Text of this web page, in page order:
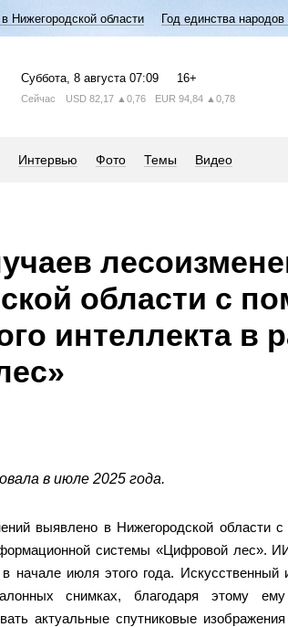
Нижегородской области Год единства
Суббота, 8 августа 07:09 16+
Сейчас USD 82,17 ▲0,76 EUR 94,84 ▲0,78
Интервью Фото Темы Видео
области с
интеллекта в
в июле 2025 года.
выявлено в Нижегородской области
системы «Цифровой лес».
начале июля этого года. Искусственный
снимках, благодаря этому ему
актуальные спутниковые